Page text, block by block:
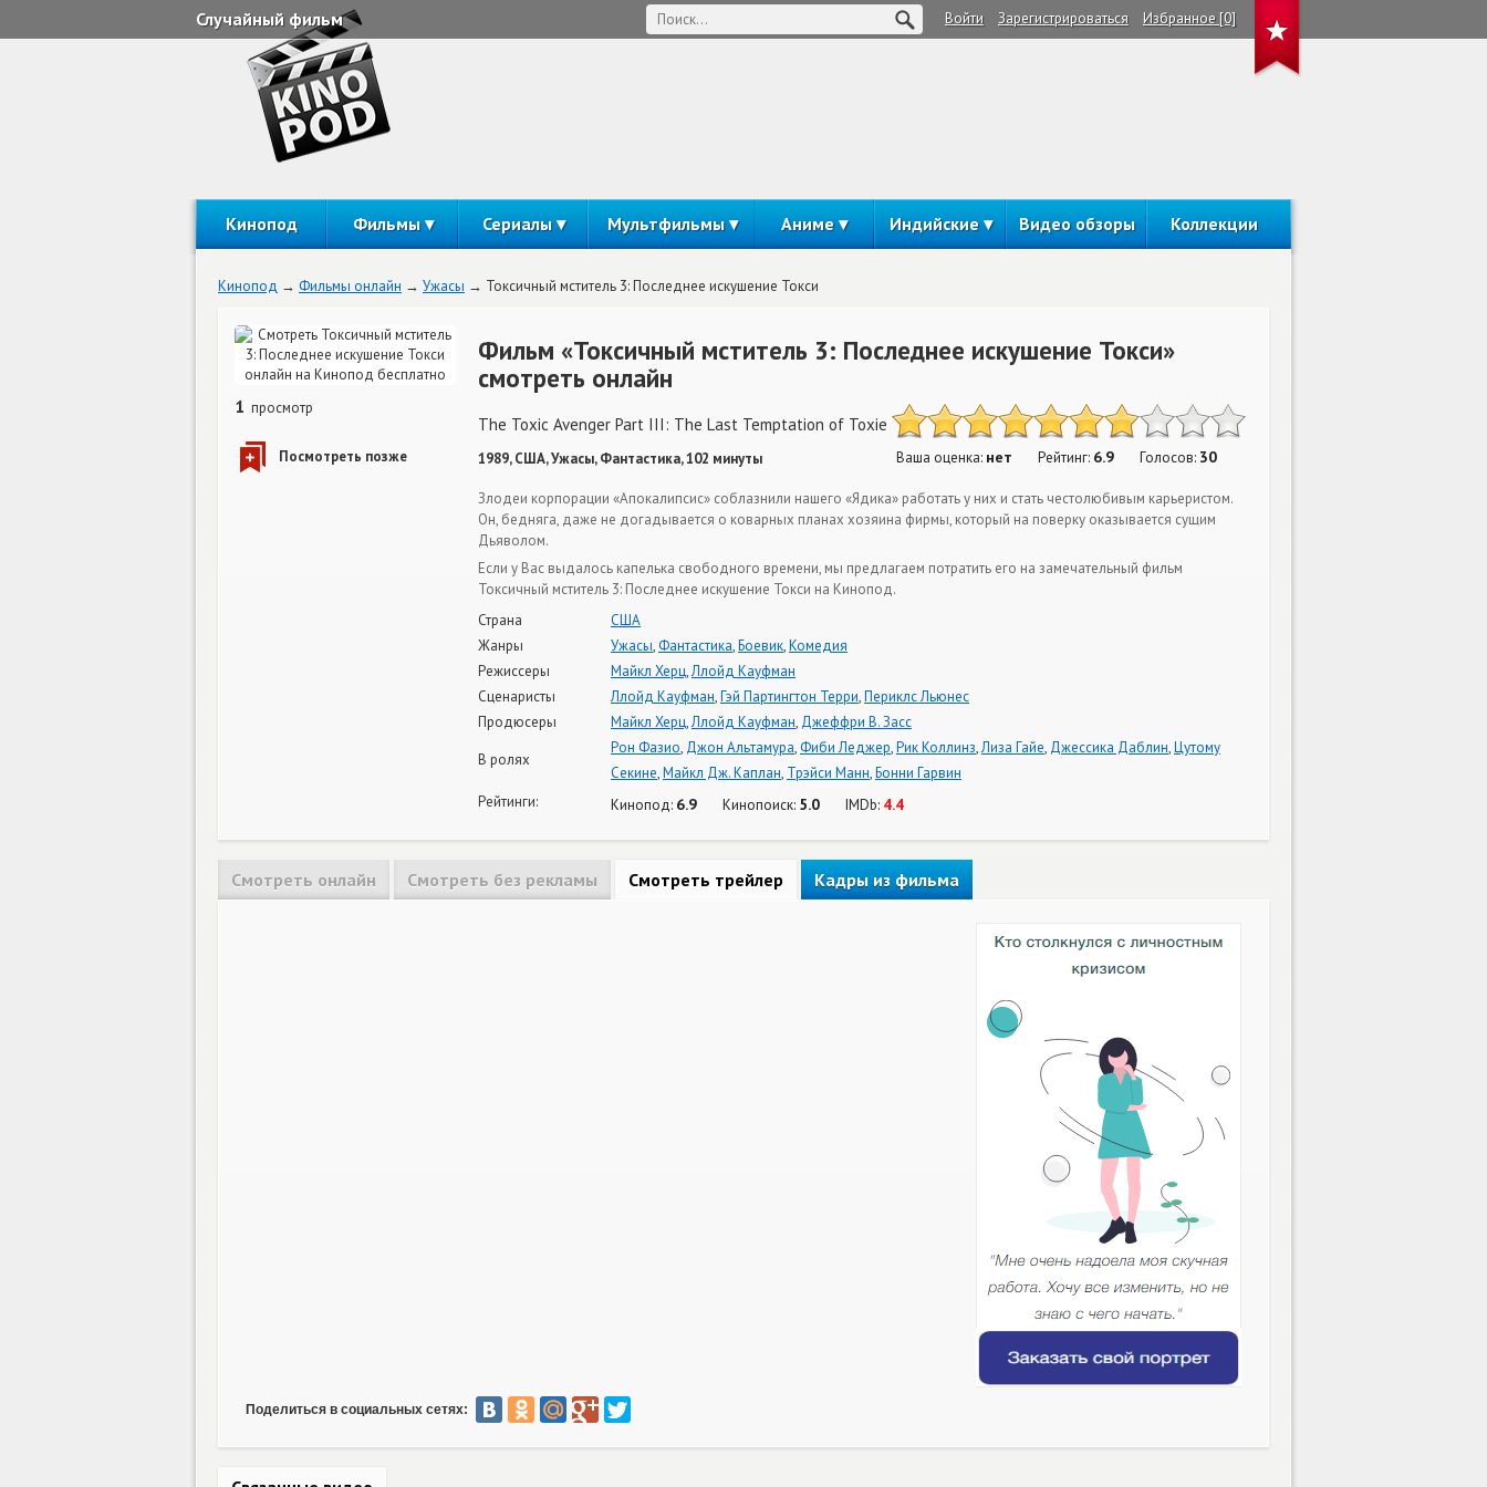
Случайный фильм Войти Зарегистрироваться Избранное [0]
Кинопод Фильмы Сериалы Мультфильмы Аниме Индийские Видео обзоры Коллекции
Кинопод Фильмы онлайн Ужасы Токсичный мститель 3: Последнее искушение Токси
1 просмотр
Фильм «Токсичный мститель 3: Последнее искушение Токси»
смотреть онлайн
The Toxic Avenger Part III: The Last Temptation of Toxie
1989, США, Ужасы, Фантастика, 102 минуты Ваша оценка: нет Рейтинг: 6.9 Голосов: 30
Злодеи корпорации «Апокалипсис» соблазнили нашего «Ядика» работать у них и стать честолюбивым карьеристом.
Он, бедняга, даже не догадывается о коварных планах хозяина фирмы, который на поверку оказывается сущим
Дьяволом.
Если у Вас выдалось капелька свободного времени, мы предлагаем потратить его на замечательный фильм
Токсичный мститель 3: Последнее искушение Токси на Кинопод.
Страна
США
Жанры
Ужасы,Фантастика,Боевик,Комедия
Режиссеры
Майкл Херц,Ллойд Кауфман
Сценаристы
Ллойд Кауфман,Гэй Партингтон Терри,Периклс Льюнес
Продюсеры
Майкл Херц,Ллойд Кауфман, Джеффри В. Засс
В ролях
Рон Фазио, Джон Альтамура,Фиби Леджер,Рик Коллинз,Лиза Гайе, Джессика Даблин,Цутому
Секине,Майкл Дж. Каплан, Трэйси Манн,Бонни Гарвин
Рейтинги:
Кинопод: 6.9 Кинопоиск: 5.0 IMDb: 4.4
Смотреть онлайн Смотреть без рекламы Смотреть трейлер Кадры из фильма
Поделиться в социальных сетях: